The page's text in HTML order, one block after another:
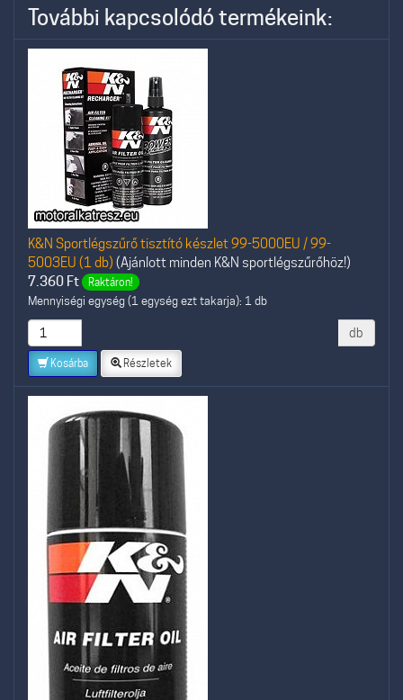
További kapcsolódó termékeink:
K&N Sportlégszűrő tisztító készlet 99-5000EU / 99-
5003EU (1 db) (Ajánlott minden K&N sportlégszűrőhöz!)
7.360 Ft Raktáron!
Mennyiségi egység (1 egység ezt takarja): 1 db
db
Kosárba Részletek